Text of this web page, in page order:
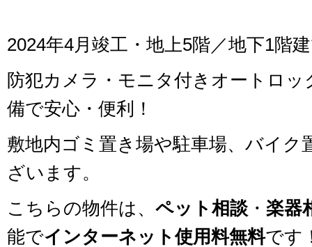
2024年4月竣工・地上5階／地下1階
防犯カメラ・モニタ付きオートロッ
備で安心・便利！
敷地内ゴミ置き場や駐車場、バイク
ざいます。
こちらの物件は、 ペット相談 ・ 楽器
能でインターネット使用料無料です